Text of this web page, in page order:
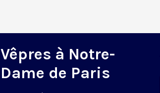
Vêpres à Notre-
Dame de Paris